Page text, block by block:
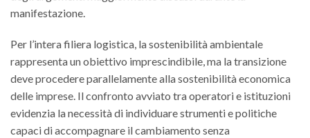
manifestazione.
Per l’intera filiera logistica, la sostenibilità ambientale
rappresenta un obiettivo imprescindibile, ma la transizione
deve procedere parallelamente alla sostenibilità economica
delle imprese. Il confronto avviato tra operatori e istituzioni
evidenzia la necessità di individuare strumenti e politiche
capaci di accompagnare il cambiamento senza